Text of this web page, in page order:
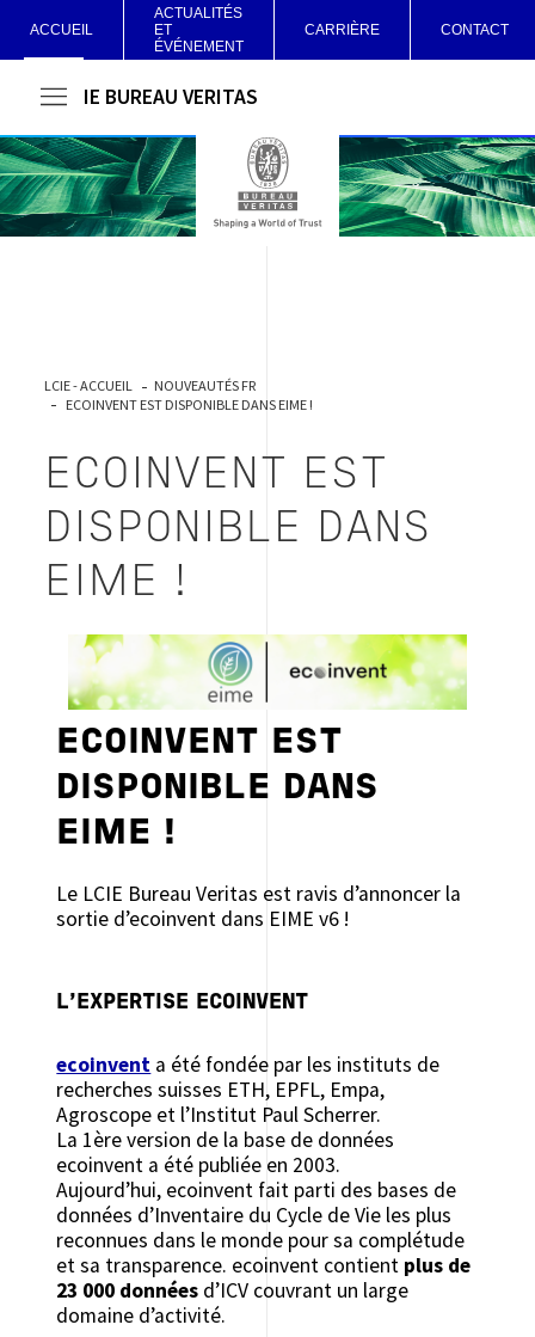
ACCUEIL
ACTUALITÉS
ET
ÉVÉNEMENT
CARRIÈRE CONTACT
LCIE BUREAU VERITAS
LCIE - ACCUEIL
NOUVEAUTÉS FR
ECOINVENT EST DISPONIBLE DANS EIME !
ECOINVENT EST
DISPONIBLE DANS
EIME !
ECOINVENT EST
DISPONIBLE DANS
EIME !
Le LCIE Bureau Veritas est ravis d’annoncer la
sortie d’ecoinvent dans EIME v6 !
L’EXPERTISE ECOINVENT
ecoinvent a été fondée par les instituts de
recherches suisses ETH, EPFL, Empa,
Agroscope et l’Institut Paul Scherrer.
La 1ère version de la base de données
ecoinvent a été publiée en 2003.
Aujourd’hui, ecoinvent fait parti des bases de
données d’Inventaire du Cycle de Vie les plus
reconnues dans le monde pour sa complétude
et sa transparence. ecoinvent contient plus de
23 000 données d’ICV couvrant un large
domaine d’activité.